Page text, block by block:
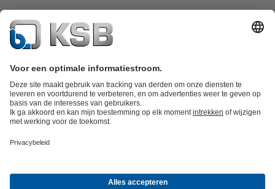
WatertechniekIndustrietechniek